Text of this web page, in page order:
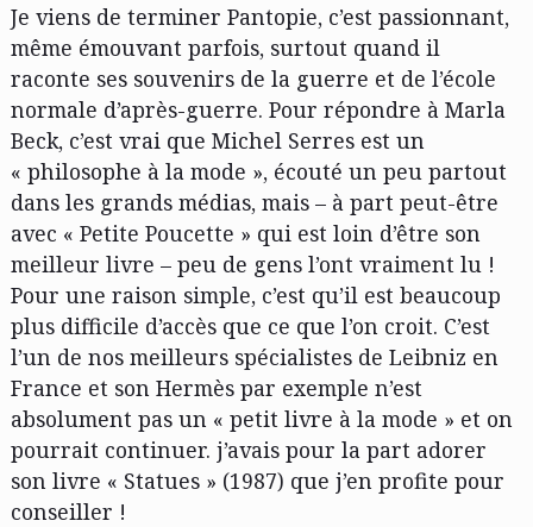
Je viens de terminer Pantopie, c’est passionnant,
même émouvant parfois, surtout quand il
raconte ses souvenirs de la guerre et de l’école
normale d’après-guerre. Pour répondre à Marla
Beck, c’est vrai que Michel Serres est un
« philosophe à la mode », écouté un peu partout
dans les grands médias, mais – à part peut-être
avec « Petite Poucette » qui est loin d’être son
meilleur livre – peu de gens l’ont vraiment lu !
Pour une raison simple, c’est qu’il est beaucoup
plus difficile d’accès que ce que l’on croit. C’est
l’un de nos meilleurs spécialistes de Leibniz en
France et son Hermès par exemple n’est
absolument pas un « petit livre à la mode » et on
pourrait continuer. j’avais pour la part adorer
son livre « Statues » (1987) que j’en profite pour
conseiller !